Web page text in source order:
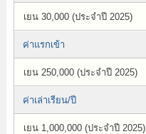
เยน 30,000 (ประจำปี 2025)
ค่าแรกเข้า
เยน 250,000 (ประจำปี 2025)
ค่าเล่าเรียน/ปี
เยน 1,000,000 (ประจำปี 2025)